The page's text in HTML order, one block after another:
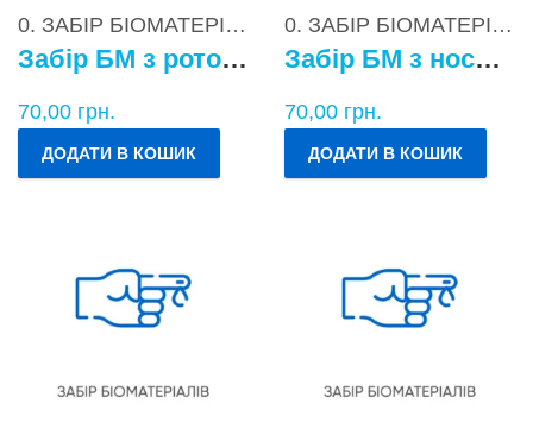
0. ЗАБІР БІОМАТЕРІАЛІВ
Забір БМ з ротоглотки
70,00 грн.
ДОДАТИ В КОШИК
0. ЗАБІР БІОМАТЕРІАЛІВ
Забір БМ з носоглотки
70,00 грн.
ДОДАТИ В КОШИК